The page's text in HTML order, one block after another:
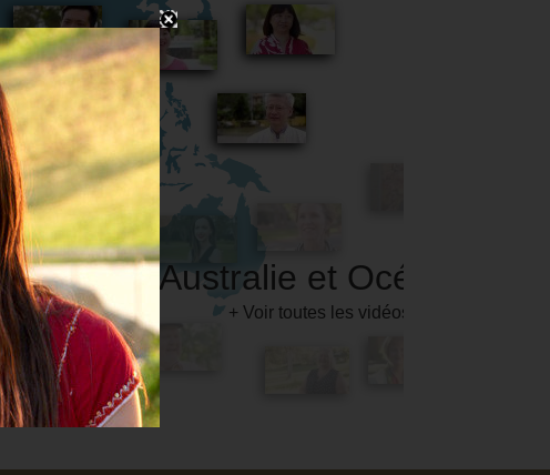
Australie et Océanie
+ Voir toutes les vidéos